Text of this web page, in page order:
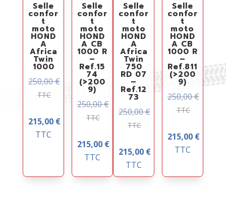
Selle
confor
t
moto
HOND
A
Africa
Twin
1000
250,00€
TTC
215,00 €
TTC
Selle
confor
t
moto
HOND
A CB
1000 R
–
Ref.15
74
(>200
9)
250,00€
TTC
215,00 €
TTC
Selle
confor
t
moto
HOND
A
Africa
Twin
750
RD 07
–
Ref.12
73
250,00€
TTC
215,00 €
TTC
Selle
confor
t
moto
HOND
A CB
1000 R
–
Ref.811
(>200
9)
250,00€
TTC
215,00 €
TTC